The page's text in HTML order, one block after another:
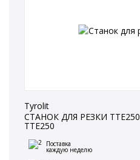
Tyrolit
СТАНОК ДЛЯ РЕЗКИ TTE250
TTE250
Поставка
каждую неделю